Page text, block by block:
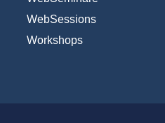
WebSessions
Workshops